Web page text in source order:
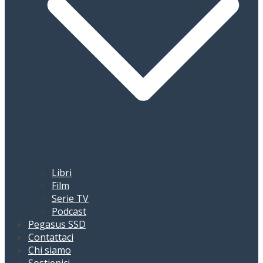
Libri
Film
Serie TV
Podcast
Pegasus SSD
Contattaci
Chi siamo